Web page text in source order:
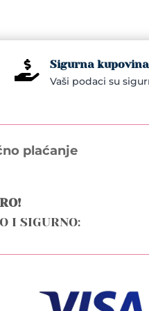
 Sigurna
Vaši podaci su
plaćanje
I SIGURNO: